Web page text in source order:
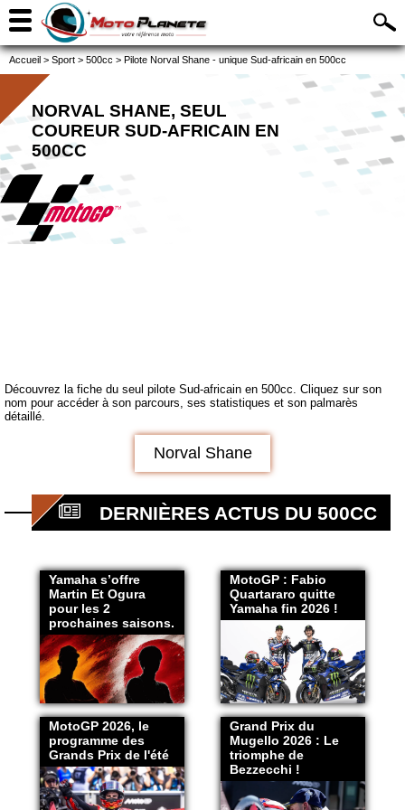
Accueil > Sport > 500cc > Pilote Norval Shane - unique Sud-africain en 500cc
NORVAL SHANE, SEUL
COUREUR SUD-AFRICAIN EN
500CC
Découvrez la fiche du seul pilote Sud-africain en 500cc. Cliquez sur son
nom pour accéder à son parcours, ses statistiques et son palmarès
détaillé.
Norval Shane
DERNIÈRES ACTUS DU 500CC
Yamaha s’offre
Martin Et Ogura
pour les 2
prochaines saisons.
MotoGP : Fabio
Quartararo quitte
Yamaha fin 2026 !
MotoGP 2026, le
programme des
Grands Prix de l'été
Grand Prix du
Mugello 2026 : Le
triomphe de
Bezzecchi !